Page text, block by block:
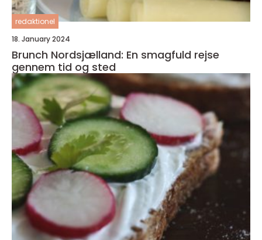
redaktionel
18. January 2024
Brunch Nordsjælland: En smagfuld rejse
gennem tid og sted